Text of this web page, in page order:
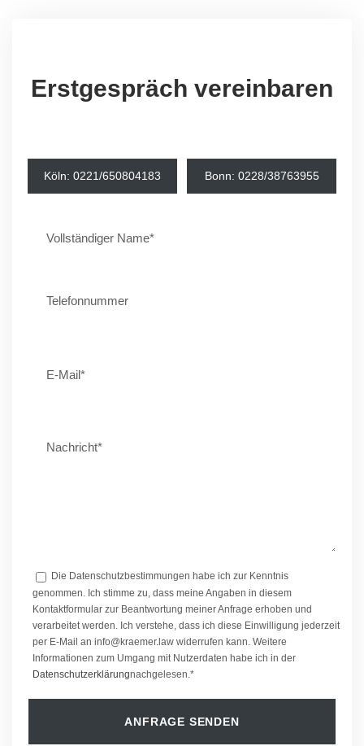
Erstgespräch vereinbaren
Köln: 0221/650804183 Bonn: 0228/38763955
Die Datenschutzbestimmungen habe ich zur Kenntnis
genommen. Ich stimme zu, dass meine Angaben in diesem
Kontaktformular zur Beantwortung meiner Anfrage erhoben und
verarbeitet werden. Ich verstehe, dass ich diese Einwilligung jederzeit
per E-Mail an info@kraemer.law widerrufen kann. Weitere
Informationen zum Umgang mit Nutzerdaten habe ich in der
Datenschutzerklärungnachgelesen.*